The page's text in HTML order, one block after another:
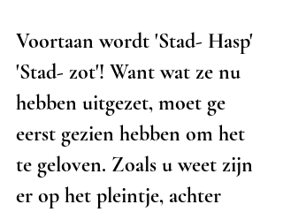
Voortaan wordt 'Stad- Hasp'
'Stad- zot'! Want wat ze nu
hebben uitgezet, moet ge
eerst gezien hebben om het
te geloven. Zoals u weet zijn
er op het pleintje, achter